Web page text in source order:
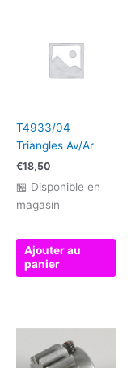
T4933/04
Triangles Av/Ar
€18,50
🏪 Disponible en
magasin
Ajouter au
panier